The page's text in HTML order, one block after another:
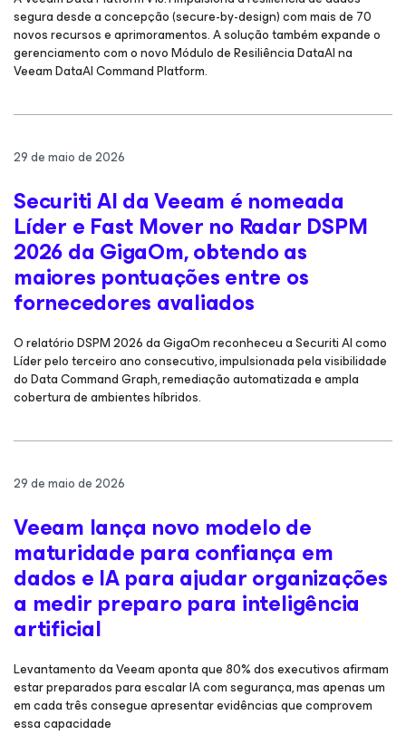
segura desde a concepção (secure-by-design) com mais de 70
novos recursos e aprimoramentos. A solução também expande o
gerenciamento com o novo Módulo de Resiliência DataAI na
Veeam DataAI Command Platform.
29 de maio de 2026
Securiti AI da Veeam é nomeada
Líder e Fast Mover no Radar DSPM
2026 da GigaOm, obtendo as
maiores pontuações entre os
fornecedores avaliados
O relatório DSPM 2026 da GigaOm reconheceu a Securiti AI como
Líder pelo terceiro ano consecutivo, impulsionada pela visibilidade
do Data Command Graph, remediação automatizada e ampla
cobertura de ambientes híbridos.
29 de maio de 2026
Veeam lança novo modelo de
maturidade para confiança em
dados e IA para ajudar organizações
a medir preparo para inteligência
artificial
Levantamento da Veeam aponta que 80% dos executivos afirmam
estar preparados para escalar IA com segurança, mas apenas um
em cada três consegue apresentar evidências que comprovem
essa capacidade